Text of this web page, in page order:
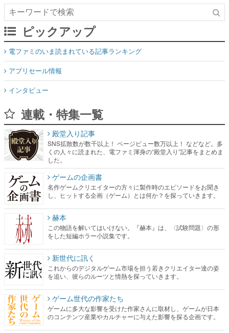
ピックアップ
電ファミのいま読まれている記事ランキング
アプリセール情報
インタビュー
連載・特集一覧
殿堂入り記事
SNS拡散数が数千以上！ ページビュー数万以上！ などなど。多
くの人々に読まれた、電ファミ渾身の“殿堂入り”記事をまとめま
した。
ゲームの企画書
名作ゲームクリエイターの方々に製作時のエピソードをお聞き
し、ヒットする企画（ゲーム）とは何か？を探っていきます。
赫本
この物語を解いてはいけない。『赫本』は、〈試験問題〉の形
をした短編ホラー小説集です。
新世代に訊く
これからのデジタルゲーム市場を担う若きクリエイター達の姿
を追い、彼らのルーツと情熱を探っていきます。
ゲーム世代の作家たち
ゲームに多大な影響を受けた作家さんに取材し、ゲームが日本
のコンテンツ産業やカルチャーに与えた影響を探る企画です。